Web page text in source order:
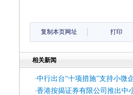
复制本页网址 打印
相关新闻
·中行出台“十项措施”支持小微
·香港按揭证券有限公司推出中